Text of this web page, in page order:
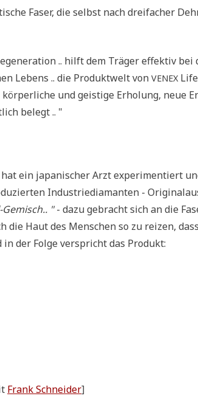
Faser, die selbst nach drei­fa­cher
.. hilft dem Trä­ger effek­tiv bei
Lebens .. die Pro­dukt­welt von VENEX
und gei­sti­ge Erho­lung, neue
belegt .. "
ein japa­ni­scher Arzt expe­ri­men­tiert
Indu­strie­dia­man­ten -
"- dazu gebracht sich an die
die Haut des Men­schen so zu rei­zen,
der Fol­ge ver­spricht das Produkt:
Frank Schnei­der]